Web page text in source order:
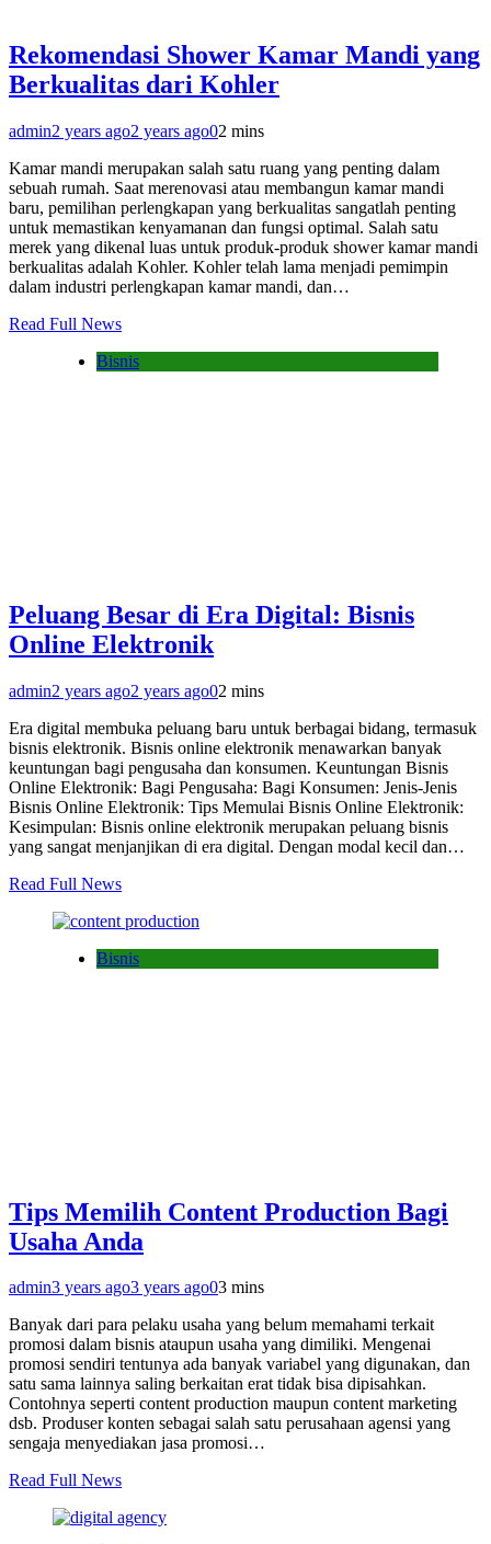
Rekomendasi Shower Kamar Mandi yang
Berkualitas dari Kohler
admin2 years ago2 years ago02 mins
Kamar mandi merupakan salah satu ruang yang penting dalam
sebuah rumah. Saat merenovasi atau membangun kamar mandi
baru, pemilihan perlengkapan yang berkualitas sangatlah penting
untuk memastikan kenyamanan dan fungsi optimal. Salah satu
merek yang dikenal luas untuk produk-produk shower kamar mandi
berkualitas adalah Kohler. Kohler telah lama menjadi pemimpin
dalam industri perlengkapan kamar mandi, dan…
Read Full News
Bisnis
Peluang Besar di Era Digital: Bisnis
Online Elektronik
admin2 years ago2 years ago02 mins
Era digital membuka peluang baru untuk berbagai bidang, termasuk
bisnis elektronik. Bisnis online elektronik menawarkan banyak
keuntungan bagi pengusaha dan konsumen. Keuntungan Bisnis
Online Elektronik: Bagi Pengusaha: Bagi Konsumen: Jenis-Jenis
Bisnis Online Elektronik: Tips Memulai Bisnis Online Elektronik:
Kesimpulan: Bisnis online elektronik merupakan peluang bisnis
yang sangat menjanjikan di era digital. Dengan modal kecil dan…
Read Full News
Bisnis
Tips Memilih Content Production Bagi
Usaha Anda
admin3 years ago3 years ago03 mins
Banyak dari para pelaku usaha yang belum memahami terkait
promosi dalam bisnis ataupun usaha yang dimiliki. Mengenai
promosi sendiri tentunya ada banyak variabel yang digunakan, dan
satu sama lainnya saling berkaitan erat tidak bisa dipisahkan.
Contohnya seperti content production maupun content marketing
dsb. Produser konten sebagai salah satu perusahaan agensi yang
sengaja menyediakan jasa promosi…
Read Full News